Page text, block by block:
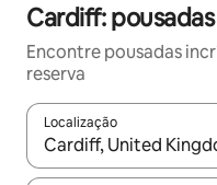
Cardiff: pousadas
Encontre pousadas
reserva
Localização
Quando os resultados